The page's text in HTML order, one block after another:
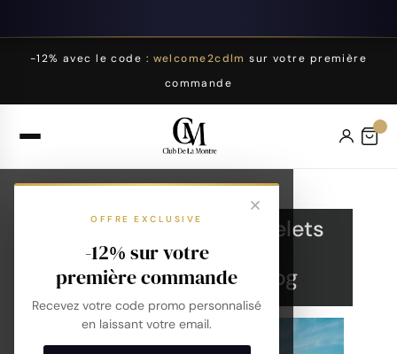
-12% avec le code : welcome2cdlm sur votre première
commande
OFFRE EXCLUSIVE
-12% sur votre
première commande
Recevez votre code promo personnalisé
en laissant votre email.
Montres
Bracelets
Collections
Blog